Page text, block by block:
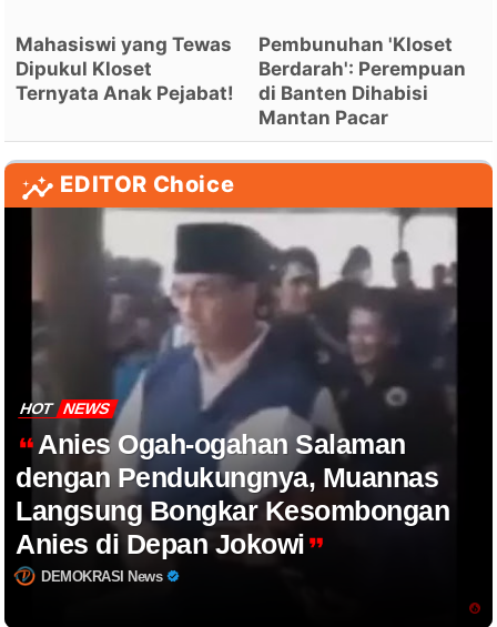
Mahasiswi yang Tewas
Dipukul Kloset
Ternyata Anak Pejabat!
Pembunuhan 'Kloset
Berdarah': Perempuan
di Banten Dihabisi
Mantan Pacar
EDITOR Choice
HOT NEWS
Anies Ogah-ogahan Salaman
dengan Pendukungnya, Muannas
Langsung Bongkar Kesombongan
Anies di Depan Jokowi
DEMOKRASI News